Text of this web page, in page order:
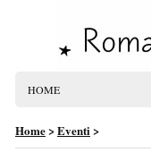
HOME
Home>Eventi>